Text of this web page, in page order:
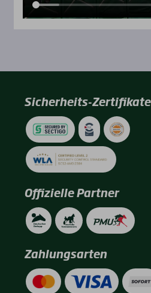
Sicherheits-Zertifikate
Offizielle Partner
Zahlungsarten